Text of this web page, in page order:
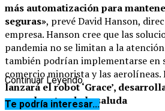
más automatización para
seguras», prevé David Hanson,
empresa. Hanson cree que las
pandemia no se limitan a la
también podrían implementarse en
comercio minorista y las aerolíneas.
lanzará el robot ‘Grace’,
para el sector de la saluda
Continuar Leyendo
Te podría interesar...